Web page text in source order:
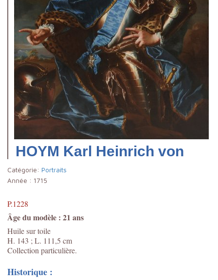
HOYM Karl Heinrich von
Catégorie: Portraits
Année : 1715
P.1228
Âge du modèle : 21 ans
Huile sur toile
H. 143 ; L. 111,5 cm
Collection particulière.
Historique :